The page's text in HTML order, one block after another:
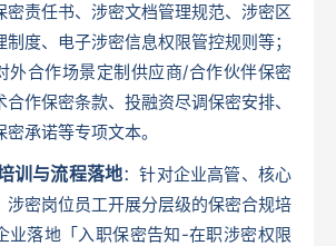
密责任书、涉密文档管理规范、涉密区
制度、电子涉密信息权限管控规则等；
外合作场景定制供应商/合作伙伴保密
合作保密条款、投融资尽调保密安排、
承诺等专项文本。
训与流程落地：针对企业高管、核心
涉密岗位员工开展分层级的保密合规培
业落地「入职保密告知-在职涉密权限